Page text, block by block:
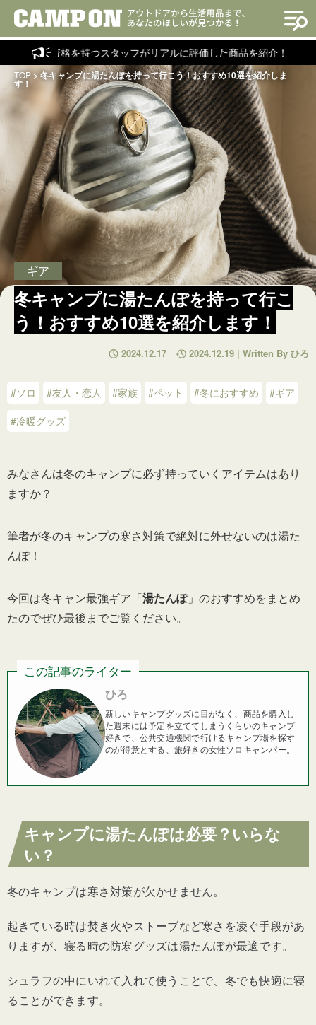
資格を持つスタッフがリアルに評価した商品を紹介！
TOP> 冬キャンプに湯たんぽを持って行こう！おすすめ10選を紹介しま
す！
ギア
冬キャンプに湯たんぽを持って行こ
う！おすすめ10選を紹介します！
2024.12.17 2024.12.19 | Written By ひろ
#ソロ #友人・恋人 #家族 #ペット #冬におすすめ
#ギア
#冷暖グッズ
みなさんは冬のキャンプに必ず持っていくアイテムはあり
ますか？
筆者が冬のキャンプの寒さ対策で絶対に外せないのは湯た
んぽ！
今回は冬キャン最強ギア「湯たんぽ」のおすすめをまとめ
たのでぜひ最後までご覧ください。
この記事のライター
ひろ
新しいキャンプグッズに目がなく、商品を購入し
た週末には予定を立ててしまうくらいのキャンプ
好きで、公共交通機関で行けるキャンプ場を探す
のが得意とする、旅好きの女性ソロキャンパー。
キャンプに湯たんぽは必要？いらな
い？
冬のキャンプは寒さ対策が欠かせません。
起きている時は焚き火やストーブなど寒さを凌ぐ手段があ
りますが、寝る時の防寒グッズは湯たんぽが最適です。
シュラフの中にいれて入れて使うことで、冬でも快適に寝
ることができます。